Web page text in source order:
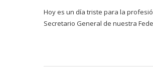
Hoy es un día triste para la
Secretario General de nuestra